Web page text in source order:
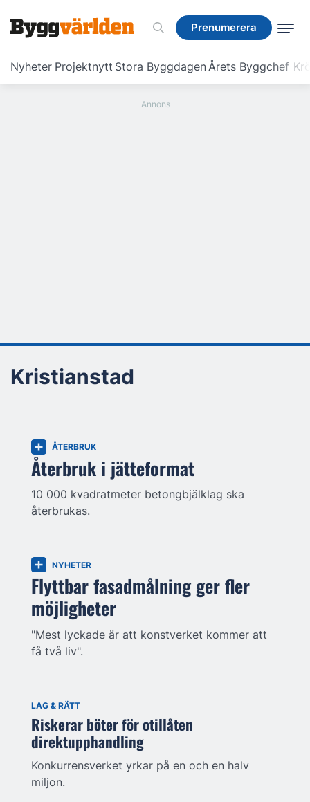
Prenumerera
Nyheter Projektnytt Stora ByggdagenÅrets Byggchef
Prenumerera
Kristianstad
ÅTERBRUK
Återbruk i jätteformat
10 000 kvadratmeter betongbjälklag ska
återbrukas.
NYHETER
Flyttbar fasadmålning ger fler
möjligheter
"Mest lyckade är att konstverket kommer att
få två liv".
LAG & RÄTT
Riskerar böter för otillåten
direktupphandling
Konkurrensverket yrkar på en och en halv
miljon.